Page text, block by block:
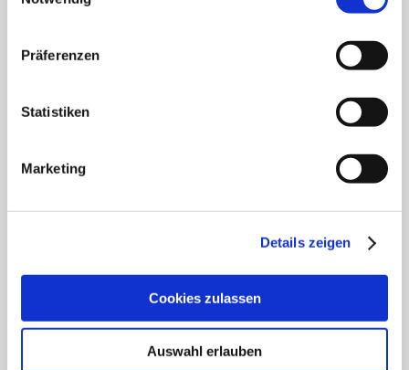
Präferenzen
Statistiken
Marketing
Details zeigen
Cookies zulassen
Auswahl erlauben
Klinik für Innere Medizin Goethestraße
Klinik für Plastische und Ästhetische Chirurgie,
HNO Belegabteilung